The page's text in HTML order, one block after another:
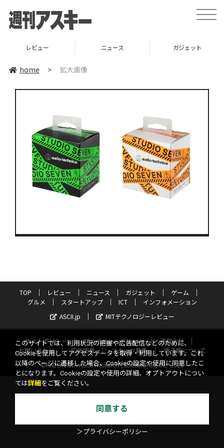
toggle
レビュー ニュース ガジェット
home > 拡大画像
TOP レビュー ニュース ガジェット
ゲーム
グルメ
スタートアップ ICT
インフォメーション
ASCII.jp
MITテクノロジーレビュー
サイトポリシー プライバシーポリシー
運営会社
お問い合わせ
広告掲載 スタッフ募集
電子版について
©KADOKAWA ASCII Research Laboratories, Inc. 2026
このサイトでは、利用状況の把握や広告配信などのために、
Cookieを使用してアクセスデータを取得・利用しています。これ
以降のページに遷移した場合、Cookieの設定や使用に同意したこ
とになります。Cookieの設定や使用の詳細、オプトアウトについ
ては詳細 をご覧ください。
同意する
＞プライバシーポリシー